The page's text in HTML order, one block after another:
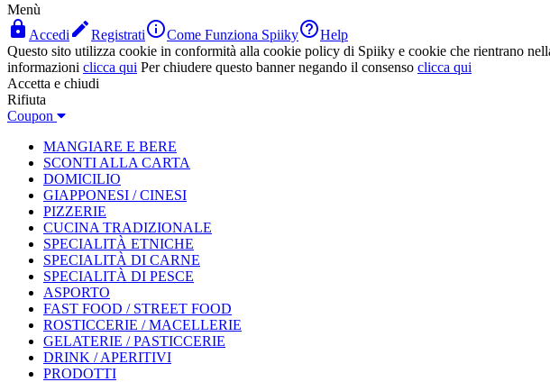
Menù
 Accedi RegistratiCome Funziona SpiikyHelp
Questo sito utilizza cookie in conformità alla cookie policy di Spiiky e cookie che rientrano
informazioni clicca qui Per chiudere questo banner negando il consenso clicca qui
Accetta e chiudi
Rifiuta
Coupon
MANGIARE E BERE
SCONTI ALLA CARTA
DOMICILIO
GIAPPONESI / CINESI
PIZZERIE
CUCINA TRADIZIONALE
SPECIALITÀ ETNICHE
SPECIALITÀ DI CARNE
SPECIALITÀ DI PESCE
ASPORTO
FAST FOOD / STREET FOOD
ROSTICCERIE / MACELLERIE
GELATERIE / PASTICCERIE
DRINK / APERITIVI
PRODOTTI